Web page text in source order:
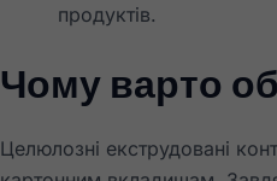
продуктів.
Чому варто
Целюлозні екструдовані